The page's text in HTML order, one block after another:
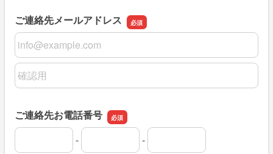
ご連絡先メールアドレス
ご連絡先メールアドレス
ご連絡先メールアドレスの確認用
ご連絡先お電話番号
ご連絡先お電話番号の市外局番
-
ご連絡先お電話番号の市内局番
-
ご連絡先お電話番号の加入者番号